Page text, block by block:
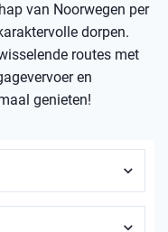
van Noorwegen per
dorpen.
routes met
en
genieten!